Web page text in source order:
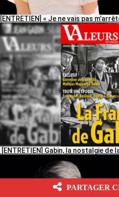
[ENTRETIEN] « Je ne vais pas
[ENTRETIEN] Gabin, la nostalgie de
PARTAGER